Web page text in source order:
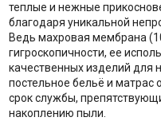
теплые и нежные
благодаря уникальной
Ведь махровая мембрана
гигроскопичности, ее
качественных изделий
постельное бельё и матрас
срок службы,
накоплению пыли.